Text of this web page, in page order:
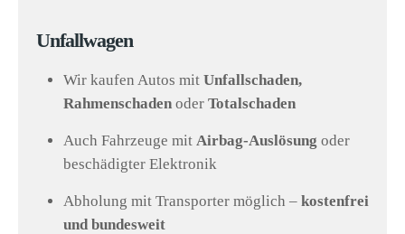
Unfallwagen
Wir kaufen Autos mit Unfallschaden,
Rahmenschaden oder Totalschaden
Auch Fahrzeuge mit Airbag-Auslösung oder
beschädigter Elektronik
Abholung mit Transporter möglich – kostenfrei
und bundesweit